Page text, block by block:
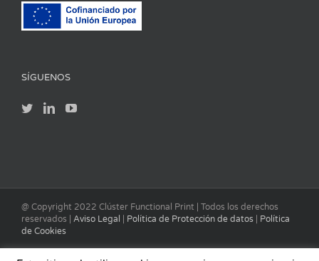
SÍGUENOS
@ Copyright 2022 Clúster Functional Print | Todos los derechos
reservados | Aviso Legal Política de Protección de datos
Política
de Cookies